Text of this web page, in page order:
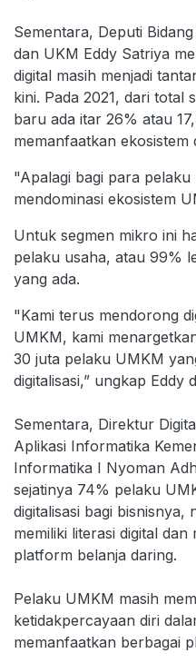
Sementara, Deputi
dan UKM Eddy Satriya
digital masih menjadi
kini. Pada 2021, dari total
baru ada itar 26% atau
memanfaatkan ekosistem
"Apalagi bagi para
mendominasi ekosistem
Untuk segmen mikro ini
pelaku usaha, atau 99%
yang ada.
"Kami terus mendorong
UMKM, kami
30 juta pelaku UMKM
digitalisasi,” ungkap Eddy
Sementara, Direktur
Aplikasi Informatika
Informatika I Nyoman
sejatinya 74% pelaku
digitalisasi bagi
memiliki literasi digital
platform belanja daring.
Pelaku UMKM masih
ketidakpercayaan diri
memanfaatkan berbagai